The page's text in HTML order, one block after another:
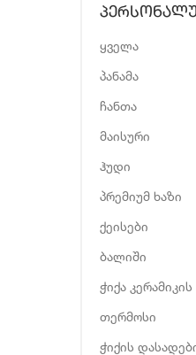
ყველა
პანამა
ჩანთა
მაისური
ჰუდი
პრემიუმ ხაზი
ქეისები
ბალიში
ჭიქა კერამიკის
თერმოსი
ჭიქის